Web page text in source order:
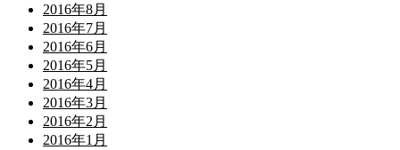
2016年8月
2016年7月
2016年6月
2016年5月
2016年4月
2016年3月
2016年2月
2016年1月